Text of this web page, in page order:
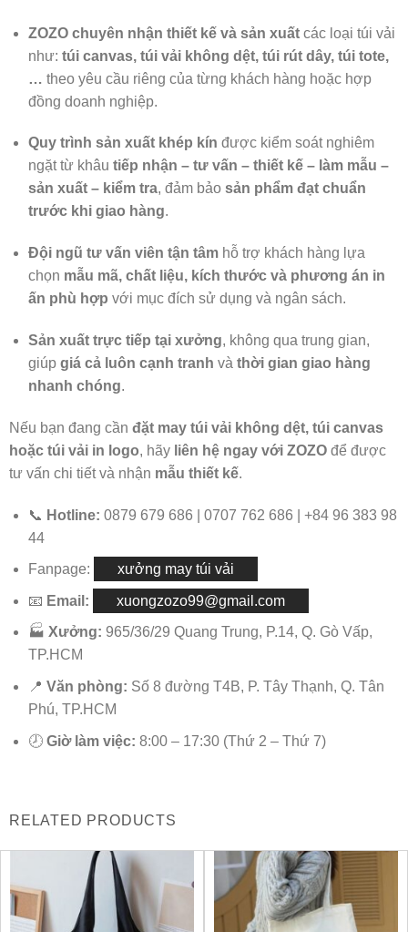
ZOZO chuyên nhận thiết kế và sản xuấtcác loại túi vải
như: túi canvas, túi vải không dệt, túi rút dây, túi tote,
… theo yêu cầu riêng của từng khách hàng hoặc hợp
đồng doanh nghiệp.
Quy trình sản xuất khép kín được kiểm soát nghiêm
ngặt từ khâu tiếp nhận – tư vấn – thiết kế – làm mẫu –
sản xuất – kiểm tra, đảm bảo sản phẩm đạt chuẩn
trước khi giao hàng.
Đội ngũ tư vấn viên tận tâmhỗ trợ khách hàng lựa
chọn mẫu mã, chất liệu, kích thước và phương án in
ấn phù hợp với mục đích sử dụng và ngân sách.
Sản xuất trực tiếp tại xưởng, không qua trung gian,
giúp giá cả luôn cạnh tranh và thời gian giao hàng
nhanh chóng.
Nếu bạn đang cần đặt may túi vải không dệt, túi canvas
hoặc túi vải in logo, hãy liên hệ ngay với ZOZO để được
tư vấn chi tiết và nhận mẫu thiết kế.
📞 Hotline: 0879 679 686 | 0707 762 686 | +84 96 383 98
44
Fanpage: xưởng may túi vải
📧 Email: xuongzozo99@gmail.com
🏭 Xưởng: 965/36/29 Quang Trung, P.14, Q. Gò Vấp,
TP.HCM
📍 Văn phòng: Số 8 đường T4B, P. Tây Thạnh, Q. Tân
Phú, TP.HCM
🕗 Giờ làm việc: 8:00 – 17:30 (Thứ 2 – Thứ 7)
RELATED PRODUCTS